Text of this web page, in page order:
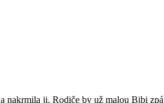
ji. Rodiče by už malou Bibi